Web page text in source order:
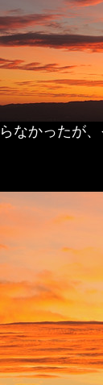
なかったが